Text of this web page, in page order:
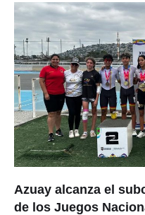
Azuay alcanza el
de los Juegos